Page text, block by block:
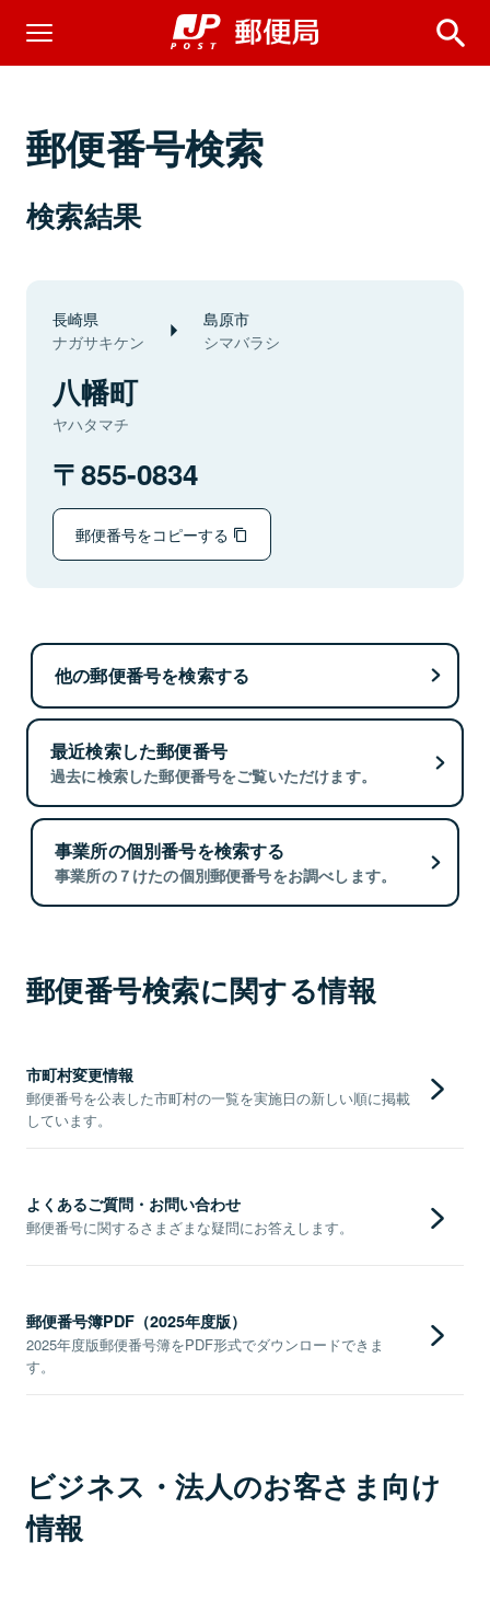
郵便番号検索
検索結果
長崎県
ナガサキケン
島原市
シマバラシ
八幡町
ヤハタマチ
855-0834
郵便番号をコピーする
他の郵便番号を検索する
最近検索した郵便番号
過去に検索した郵便番号をご覧いただけます。
事業所の個別番号を検索する
事業所の７けたの個別郵便番号をお調べします。
郵便番号検索に関する情報
市町村変更情報
郵便番号を公表した市町村の一覧を実施日の新しい順に掲載
しています。
よくあるご質問・お問い合わせ
郵便番号に関するさまざまな疑問にお答えします。
郵便番号簿PDF（2025年度版）
2025年度版郵便番号簿をPDF形式でダウンロードできま
す。
ビジネス・法人のお客さま向け
情報